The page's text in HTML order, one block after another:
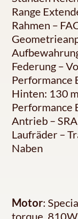
Range
Rahmen –
Federung –
Performance
Hinten: 130
Performance
Antrieb –
Laufräder –
Naben
Motor:
torque,